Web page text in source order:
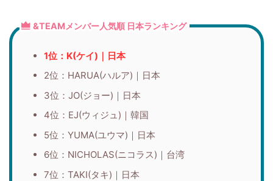
&TEAMメンバー人気順 日本ランキング
1位：K(ケイ)｜日本
2位：HARUA(ハルア)｜日本
3位：JO(ジョー)｜日本
4位：EJ(ウィジュ)｜韓国
5位：YUMA(ユウマ)｜日本
6位：NICHOLAS(ニコラス)｜台湾
7位：TAKI(タキ)｜日本